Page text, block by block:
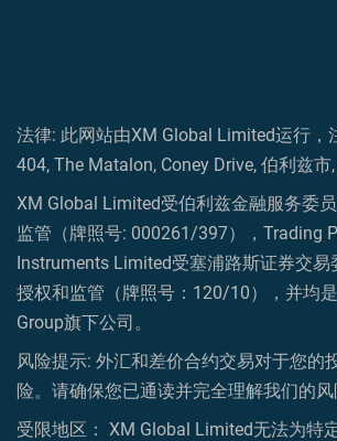
法律: 此网站由XM Global Limited运行，
404, The Matalon, Coney Drive, 伯利兹市,
XM Global Limited受伯利兹金融服务委
监管（牌照号: 000261/397），Trading
Instruments Limited受塞浦路斯证券交易
授权和监管（牌照号：120/10），并均
Group旗下公司。
风险提示: 外汇和差价合约交易对于您的
险。请确保您已通读并完全理解我们的风
受限地区： XM Global Limited无法为特